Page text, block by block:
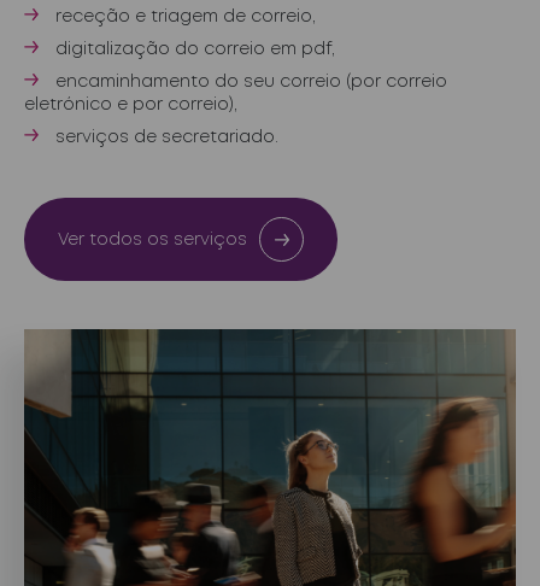
receção e triagem de correio,
digitalização do correio em pdf,
encaminhamento do seu correio (por correio
eletrónico e por correio),
serviços de secretariado.
Ver todos os serviços